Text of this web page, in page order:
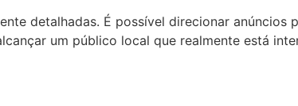
detalhadas. É possível direcionar
um público local que realmente está